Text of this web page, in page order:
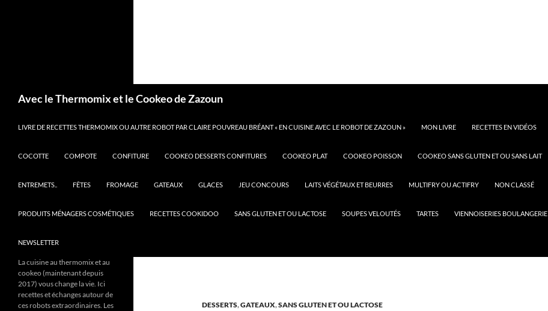
Avec le Thermomix et le Cookeo de Zazoun
LIVRE DE RECETTES THERMOMIX OU AUTRE ROBOT PAR CLAIRE POUVREAU BRÉANT « EN CUISINE AVEC LE ROBOT DE ZAZOUN » MON LIVRE RECETTES EN VIDÉOS
COCOTTE COMPOTE CONFITURE COOKEO DESSERTS CONFITURES COOKEO PLAT COOKEO POISSON COOKEO SANS GLUTEN ET OU SANS LAIT
ENTREMETS.. FÊTES FROMAGE GATEAUX GLACES JEU CONCOURS LAITS VÉGÉTAUX ET BEURRES MULTIFRY OU ACTIFRY NON CLASSÉ
PRODUITS MÉNAGERS COSMÉTIQUES RECETTES COOKIDOO SANS GLUTEN ET OU LACTOSE SOUPES VELOUTÉS TARTES VIENNOISERIES BOULANGERIE
NEWSLETTER
DESSERTS,GATEAUX,SANS GLUTEN ET OU LACTOSE
La cuisine au thermomix et au
cookeo (maintenant depuis
2017) vous change la vie. Ici
recettes et échanges autour de
ces robots extraordinaires. Les